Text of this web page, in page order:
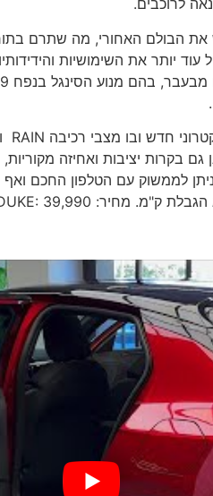
לרוכבים.
הבולם האחורי, מה שתרם
יותר את השימושיות